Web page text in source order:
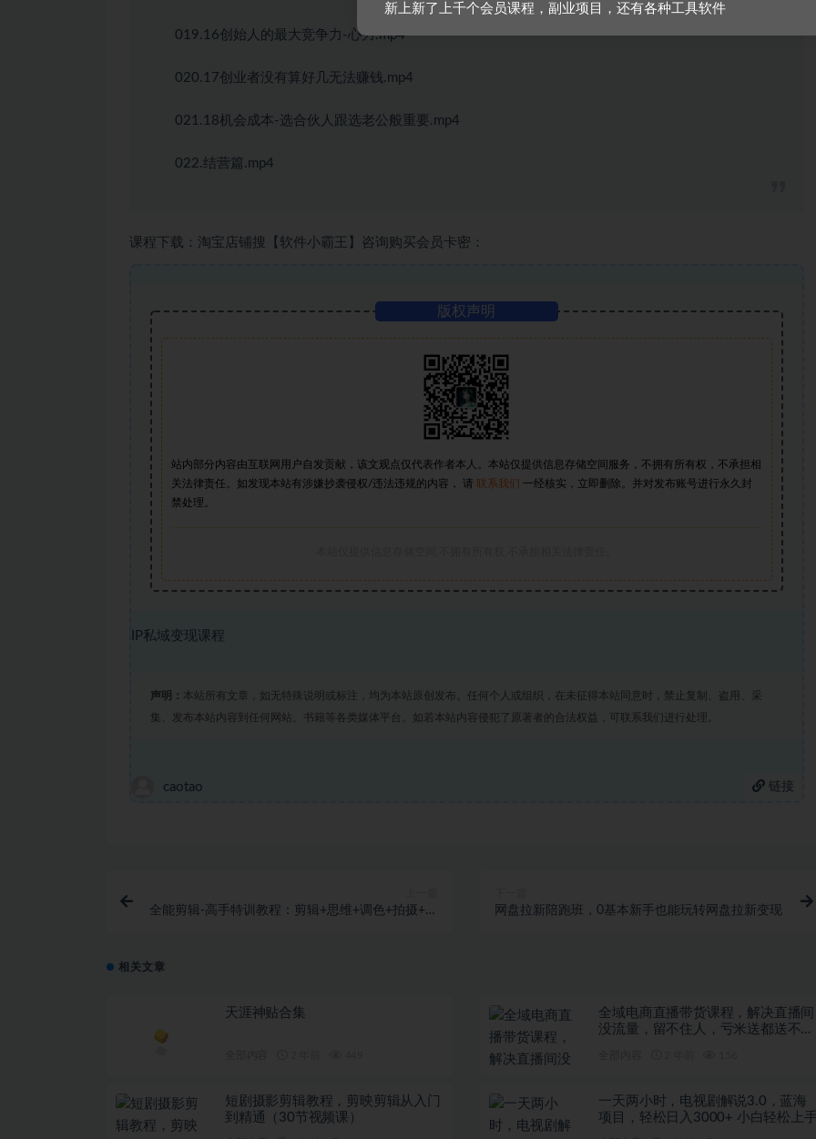
019.16创始人的最大竞争力-心力.mp4
020.17创业者没有算好几无法赚钱.mp4
021.18机会成本-选合伙人跟选老公般重要.mp4
022.结营篇.mp4
课程下载：淘宝店铺搜【软件小霸王】咨询购买会员卡密：
版权声明
站内部分内容由互联网用户自发贡献，该文观点仅代表作者本人。本站仅提供信息存储空间服务，不拥有所有权，不承担相
关法律责任。如发现本站有涉嫌抄袭侵权/违法违规的内容， 请 联系我们 一经核实，立即删除。并对发布账号进行永久封
禁处理。
IP私域变现课程
声明： 本站所有文章，如无特殊说明或标注，均为本站原创发布。任何个人或组织，在未征得本站同意时，禁止复制、盗用、采
集、发布本站内容到任何网站、书籍等各类媒体平台。如若本站内容侵犯了原著者的合法权益，可联系我们进行处理。
caotao 链接
全能剪辑-高手特训教程：剪辑+思维+调色+拍摄+包
网盘拉新陪跑班，0基本新手也能玩转网盘拉新变现
相关文章
天涯神贴合集
全域电商直播带货课程，解决直播间
没流量，留不住人，亏米送都送不出
短剧摄影剪辑教程，剪映剪辑从入门
到精通（30节视频课）
一天两小时，电视剧解说3.0，蓝海
项目，轻松日入3000+ 小白轻松上
新上新了上千个会员课程，副业项目，还有各种工具软件